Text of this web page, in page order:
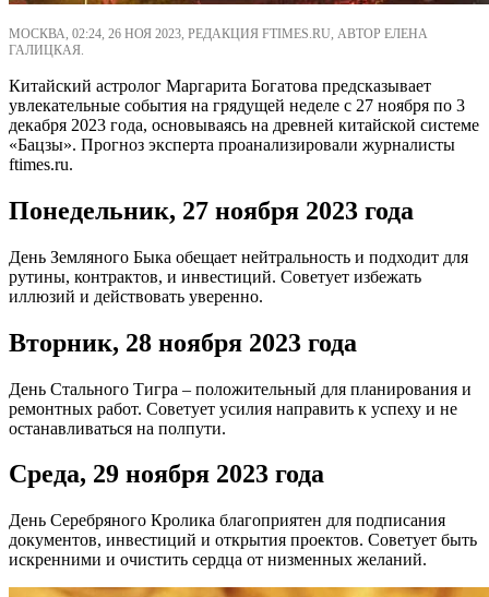
МОСКВА, 02:24, 26 НОЯ 2023, РЕДАКЦИЯ FTIMES.RU, АВТОР ЕЛЕНА
ГАЛИЦКАЯ.
Китайский астролог Маргарита Богатова предсказывает
увлекательные события на грядущей неделе с 27 ноября по 3
декабря 2023 года, основываясь на древней китайской системе
«Бацзы». Прогноз эксперта проанализировали журналисты
ftimes.ru.
Понедельник, 27 ноября 2023 года
День Земляного Быка обещает нейтральность и подходит для
рутины, контрактов, и инвестиций. Советует избежать
иллюзий и действовать уверенно.
Вторник, 28 ноября 2023 года
День Стального Тигра – положительный для планирования и
ремонтных работ. Советует усилия направить к успеху и не
останавливаться на полпути.
Среда, 29 ноября 2023 года
День Серебряного Кролика благоприятен для подписания
документов, инвестиций и открытия проектов. Советует быть
искренними и очистить сердца от низменных желаний.